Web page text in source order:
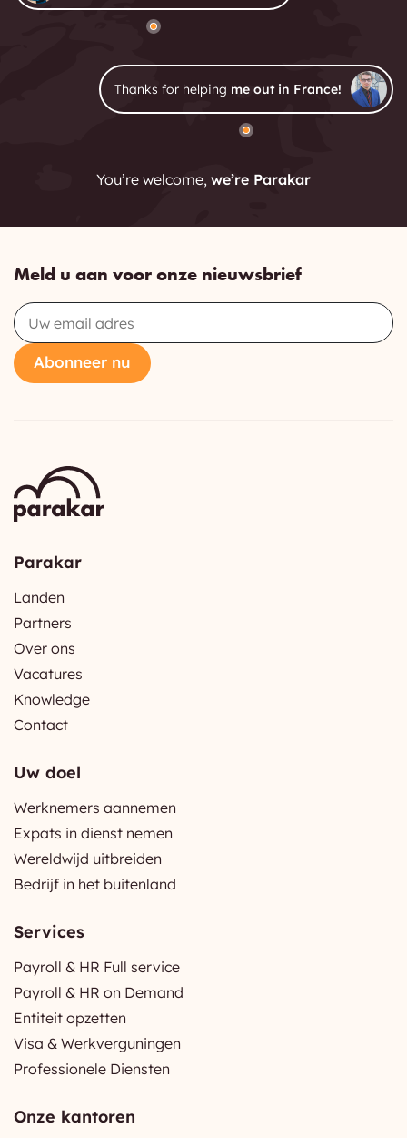
Thanks for helping me out in France!
You’re welcome, we’re Parakar
Meld u aan voor onze nieuwsbrief
Email
Abonneer nu
Parakar
Landen
Partners
Over ons
Vacatures
Knowledge
Contact
Uw doel
Werknemers aannemen
Expats in dienst nemen
Wereldwijd uitbreiden
Bedrijf in het buitenland
Services
Payroll & HR Full service
Payroll & HR on Demand
Entiteit opzetten
Visa & Werkverguningen
Professionele Diensten
Onze kantoren